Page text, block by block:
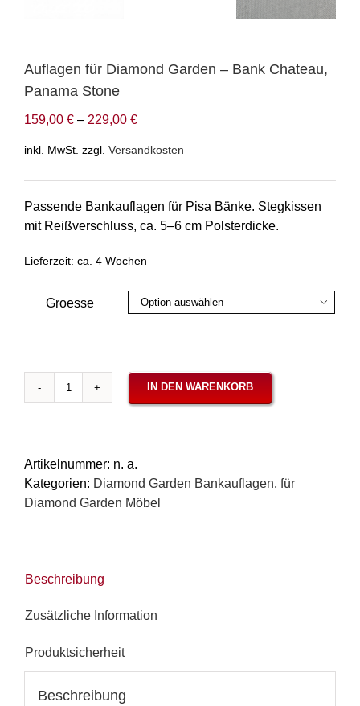
Auflagen für Diamond Garden – Bank Chateau,
Panama Stone
159,00 € – 229,00 €
inkl. MwSt. zzgl. Versandkosten
Passende Bankauflagen für Pisa Bänke. Stegkissen
mit Reißverschluss, ca. 5–6 cm Polsterdicke.
Lieferzeit: ca. 4 Wochen
Groesse 
Auflagen
-
Bank
Chateau,
IN DEN WARENKORB
Artikelnummer: n. a.
Kategorien: Diamond Garden Bankauflagen, für
Diamond Garden Möbel
Beschreibung
Zusätzliche Information
Produktsicherheit
Beschreibung